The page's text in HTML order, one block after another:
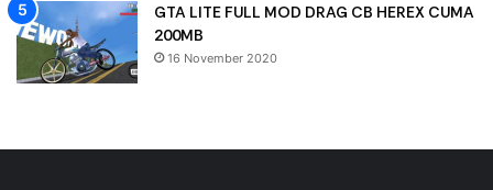
GTA LITE FULL MOD DRAG CB HEREX CUMA
200MB
16 November 2020